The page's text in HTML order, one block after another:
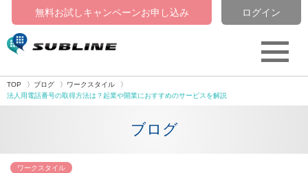
無料お試しキャンペーンお申し込み ログイン
TOP ブログ
ワークスタイル
法人用電話番号の取得方法は？起業や開業におすすめのサービスを解説
ブログ
ワークスタイル